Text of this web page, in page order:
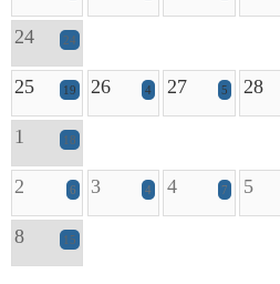
24 24
25 19 26 4 27 5 28
1 18
2 6 3 4 4 7 5
8 15